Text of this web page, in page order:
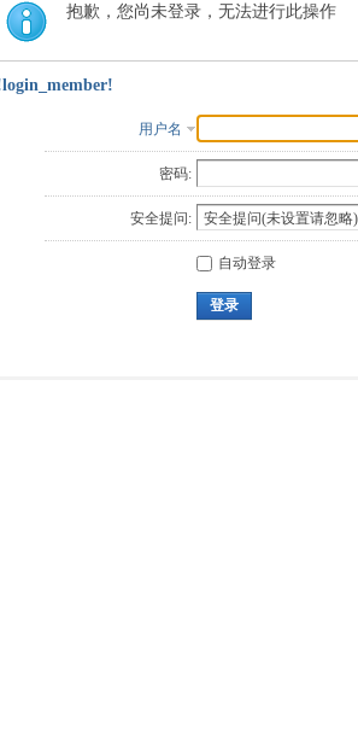
抱歉，您尚未登录，无法进行此操作
用户名
密码:
安全提问:
自动登录
登录